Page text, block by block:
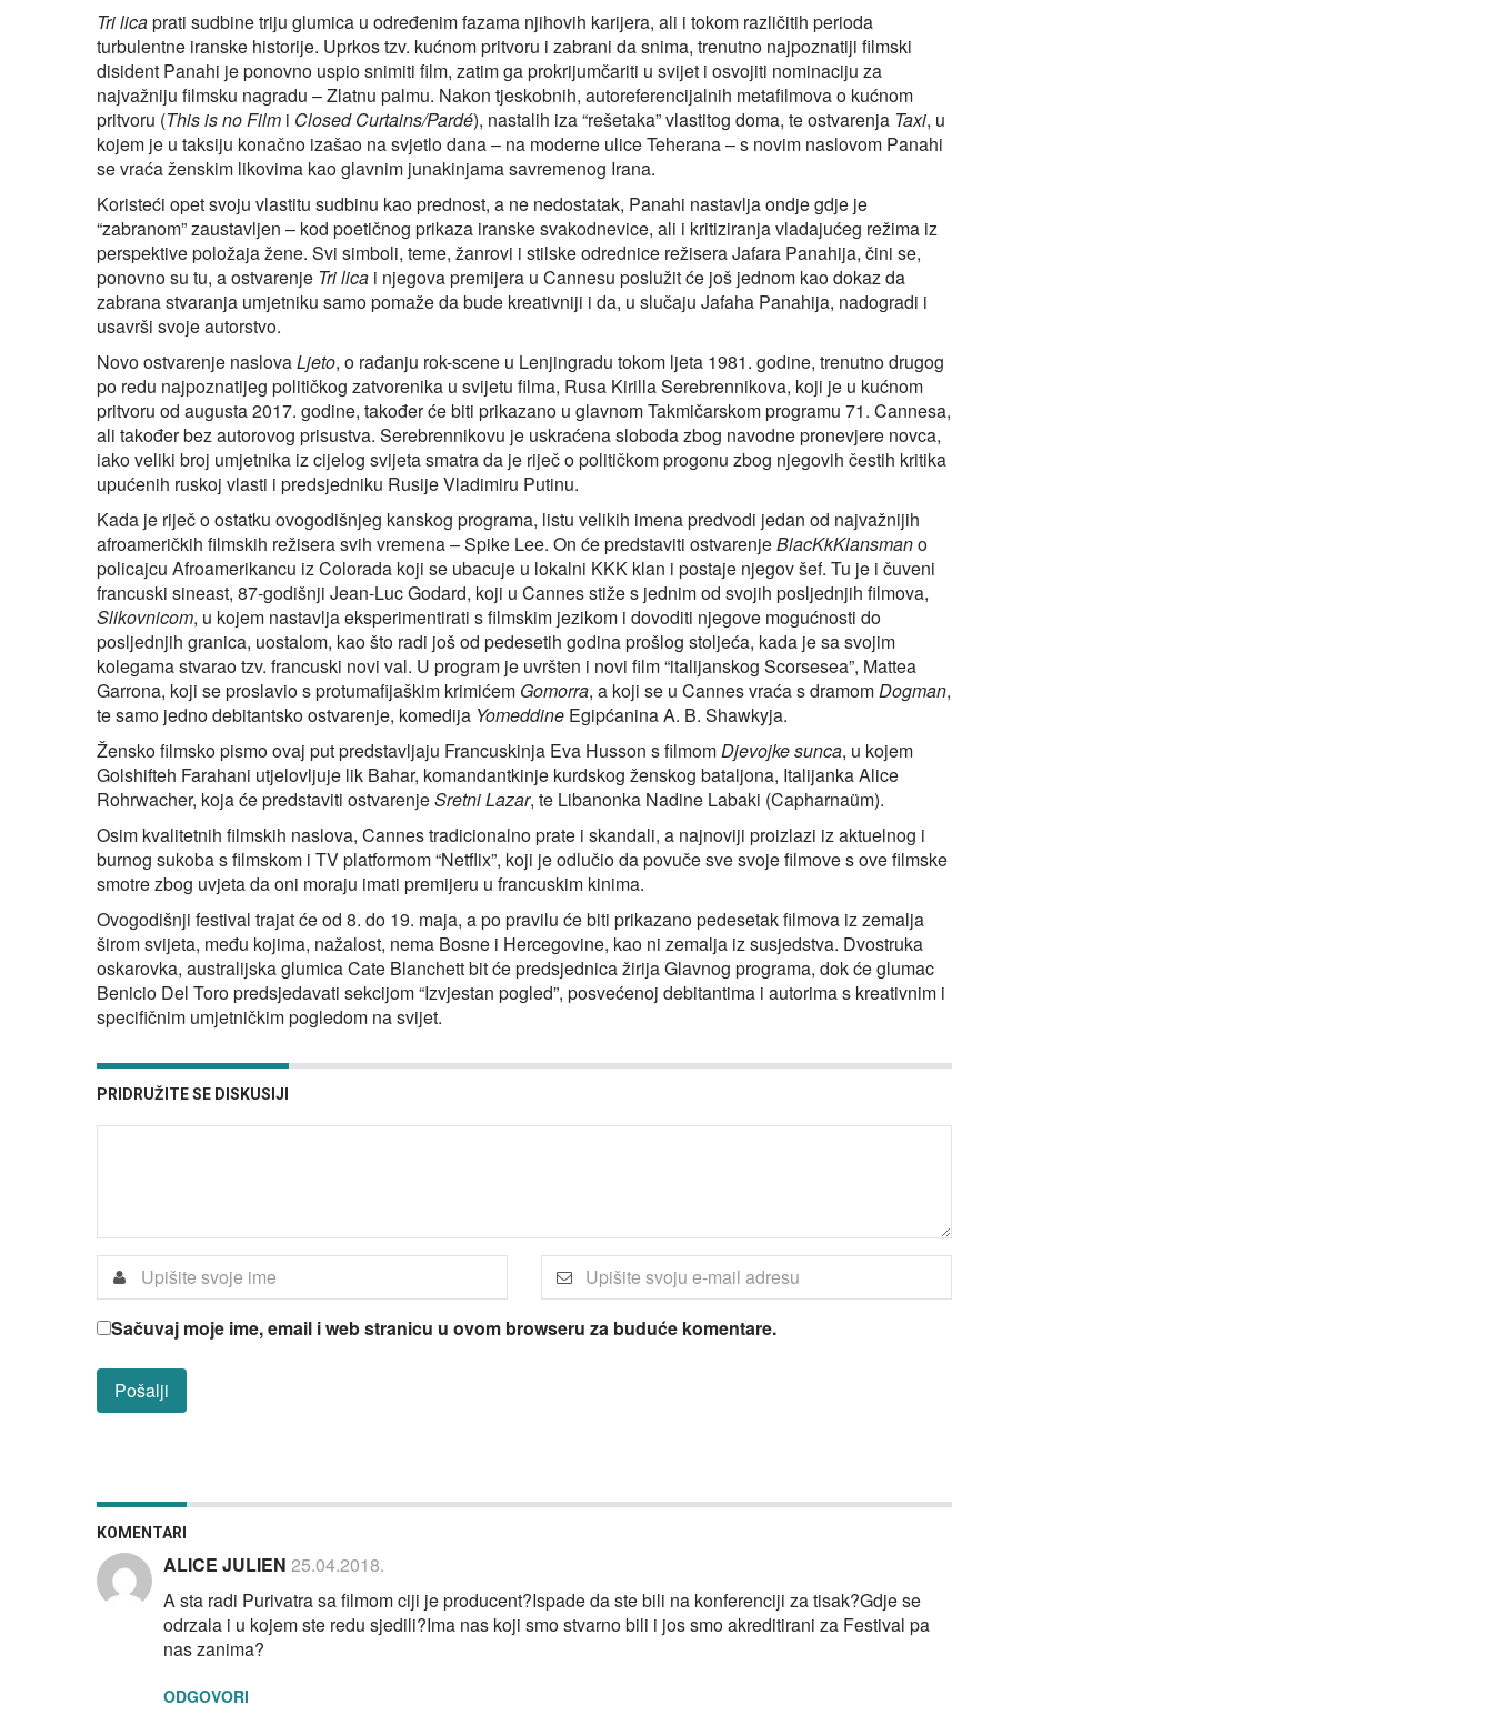
Tri licaprati sudbine triju glumica u određenim fazama njihovih karijera, ali i tokom različitih perioda
turbulentne iranske historije. Uprkos tzv. kućnom pritvoru i zabrani da snima, trenutno najpoznatiji filmski
disident Panahi je ponovno uspio snimiti film, zatim ga prokrijumčariti u svijet i osvojiti nominaciju za
najvažniju filmsku nagradu – Zlatnu palmu. Nakon tjeskobnih, autoreferencijalnih metafilmova o kućnom
pritvoru (This is no Film i Closed Curtains/Pardé), nastalih iza “rešetaka” vlastitog doma, te ostvarenja Taxi, u
kojem je u taksiju konačno izašao na svjetlo dana – na moderne ulice Teherana – s novim naslovom Panahi
se vraća ženskim likovima kao glavnim junakinjama savremenog Irana.
Koristeći opet svoju vlastitu sudbinu kao prednost, a ne nedostatak, Panahi nastavlja ondje gdje je
“zabranom” zaustavljen – kod poetičnog prikaza iranske svakodnevice, ali i kritiziranja vladajućeg režima iz
perspektive položaja žene. Svi simboli, teme, žanrovi i stilske odrednice režisera Jafara Panahija, čini se,
ponovno su tu, a ostvarenje Tri lica i njegova premijera u Cannesu poslužit će još jednom kao dokaz da
zabrana stvaranja umjetniku samo pomaže da bude kreativniji i da, u slučaju Jafaha Panahija, nadogradi i
usavrši svoje autorstvo.
Novo ostvarenje naslovaLjeto, o rađanju rok-scene u Lenjingradu tokom ljeta 1981. godine, trenutno drugog
po redu najpoznatijeg političkog zatvorenika u svijetu filma, Rusa Kirilla Serebrennikova, koji je u kućnom
pritvoru od augusta 2017. godine, također će biti prikazano u glavnom Takmičarskom programu 71. Cannesa,
ali također bez autorovog prisustva. Serebrennikovu je uskraćena sloboda zbog navodne pronevjere novca,
iako veliki broj umjetnika iz cijelog svijeta smatra da je riječ o političkom progonu zbog njegovih čestih kritika
upućenih ruskoj vlasti i predsjedniku Rusije Vladimiru Putinu.
Kada je riječ o ostatku ovogodišnjeg kanskog programa, listu velikih imena predvodi jedan od najvažnijih
afroameričkih filmskih režisera svih vremena – Spike Lee. On će predstaviti ostvarenjeBlacKkKlansmano
policajcu Afroamerikancu iz Colorada koji se ubacuje u lokalni KKK klan i postaje njegov šef. Tu je i čuveni
francuski sineast, 87-godišnji Jean-Luc Godard, koji u Cannes stiže s jednim od svojih posljednjih filmova,
Slikovnicom, u kojem nastavlja eksperimentirati s filmskim jezikom i dovoditi njegove mogućnosti do
posljednjih granica, uostalom, kao što radi još od pedesetih godina prošlog stoljeća, kada je sa svojim
kolegama stvarao tzv. francuski novi val. U program je uvršten i novi film “italijanskog Scorsesea”, Mattea
Garrona, koji se proslavio s protumafijaškim krimićem Gomorra, a koji se u Cannes vraća s dramomDogman,
te samo jedno debitantsko ostvarenje, komedija Yomeddine Egipćanina A. B. Shawkyja.
Žensko filmsko pismo ovaj put predstavljaju Francuskinja Eva Husson s filmomDjevojke sunca, u kojem
Golshifteh Farahani utjelovljuje lik Bahar, komandantkinje kurdskog ženskog bataljona, Italijanka Alice
Rohrwacher, koja će predstaviti ostvarenjeSretni Lazar, te Libanonka Nadine Labaki (Capharnaüm).
Osim kvalitetnih filmskih naslova, Cannes tradicionalno prate i skandali, a najnoviji proizlazi iz aktuelnog i
burnog sukoba s filmskom i TV platformom “Netflix”, koji je odlučio da povuče sve svoje filmove s ove filmske
smotre zbog uvjeta da oni moraju imati premijeru u francuskim kinima.
Ovogodišnji festival trajat će od 8. do 19. maja, a po pravilu će biti prikazano pedesetak filmova iz zemalja
širom svijeta, među kojima, nažalost, nema Bosne i Hercegovine, kao ni zemalja iz susjedstva. Dvostruka
oskarovka, australijska glumica Cate Blanchett bit će predsjednica žirija Glavnog programa, dok će glumac
Benicio Del Toro predsjedavati sekcijom “Izvjestan pogled”, posvećenoj debitantima i autorima s kreativnim i
specifičnim umjetničkim pogledom na svijet.
PRIDRUŽITE SE DISKUSIJI
Sačuvaj moje ime, email i web stranicu u ovom browseru za buduće komentare.
KOMENTARI
ALICE JULIEN 25.04.2018.
A sta radi Purivatra sa filmom ciji je producent?Ispade da ste bili na konferenciji za tisak?Gdje se
odrzala i u kojem ste redu sjedili?Ima nas koji smo stvarno bili i jos smo akreditirani za Festival pa
nas zanima?
ODGOVORI